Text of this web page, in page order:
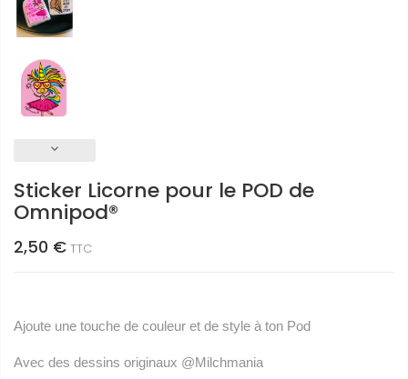
keyboard_arrow_down
Sticker Licorne pour le POD de
Omnipod®
2,50 € TTC
Ajoute une touche de couleur et de style à ton Pod
Avec des dessins originaux @Milchmania